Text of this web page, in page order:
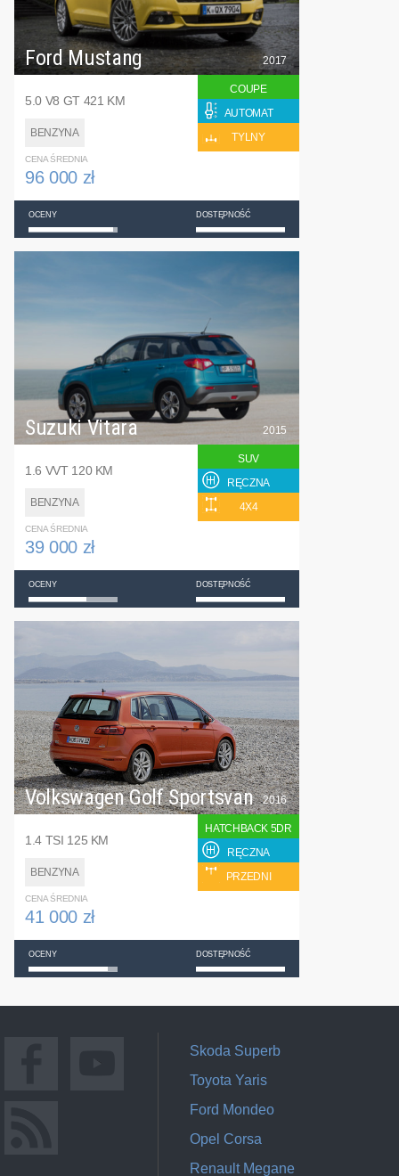
Ford Mustang
5.0 V8 GT 421 KM
BENZYNA
2017
COUPE
AUTOMAT
TYLNY
CENA ŚREDNIA
96 000 zł
OCENY DOSTĘPNOŚĆ
Suzuki Vitara
1.6 VVT 120 KM
BENZYNA
2015
SUV
RĘCZNA
4X4
CENA ŚREDNIA
39 000 zł
OCENY DOSTĘPNOŚĆ
Volkswagen Golf Sportsvan
1.4 TSI 125 KM
BENZYNA
2016
HATCHBACK 5DR
RĘCZNA
PRZEDNI
CENA ŚREDNIA
41 000 zł
OCENY DOSTĘPNOŚĆ
Skoda Superb
Toyota Yaris
Ford Mondeo
Opel Corsa
Renault Megane